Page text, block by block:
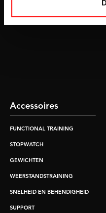
Accessoires
FUNCTIONAL TRAINING
STOPWATCH
GEWICHTEN
WEERSTANDSTRAINING
SNELHEID EN BEHENDIGHEID
SUPPORT